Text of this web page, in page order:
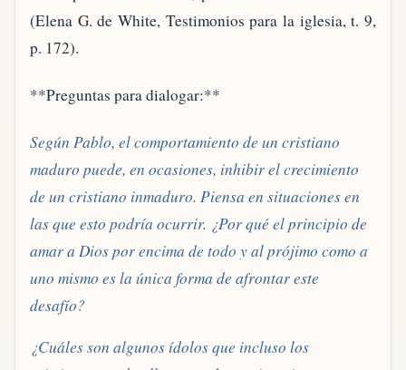
(Elena G. de White, Testimonios para la iglesia, t. 9,
p. 172).
**Preguntas para dialogar:**
Según Pablo, el comportamiento de un cristiano
maduro puede, en ocasiones, inhibir el crecimiento
de un cristiano inmaduro. Piensa en situaciones en
las que esto podría ocurrir. ¿Por qué el principio de
amar a Dios por encima de todo y al prójimo como a
uno mismo es la única forma de afrontar este
desafío?
¿Cuáles son algunos ídolos que incluso los